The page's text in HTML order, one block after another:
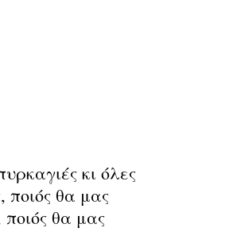
κι όλες
ποιός θα μας
θα μας